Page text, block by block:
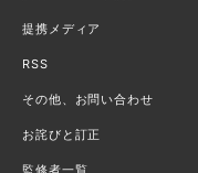
提携メディア
RSS
その他、お問い合わせ
お詫びと訂正
監修者一覧